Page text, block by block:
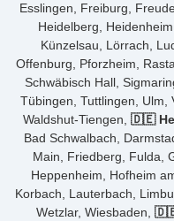
Esslingen, Freiburg,
Heidelberg,
Künzelsau, Lörrach,
Offenburg, Pforzheim,
Schwäbisch Hall,
Tübingen, Tuttlingen, Ulm,
Waldshut-Tiengen, 🇩🇪
Bad Schwalbach,
Main, Friedberg, Fulda,
Heppenheim, Hofheim
Korbach, Lauterbach,
Wetzlar, Wiesbaden, 🇩🇪